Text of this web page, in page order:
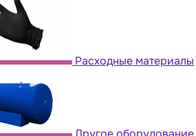
Расходные материалы